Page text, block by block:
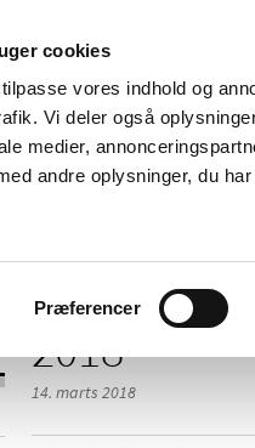
cookies
vores indhold og
Vi deler også
medier,
andre oplysninger, du
Præferencer
og
2018
14. marts 2018